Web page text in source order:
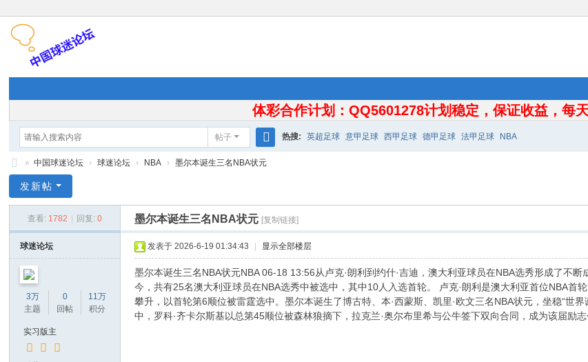
体彩合作计划：QQ5601278计划稳定，保证收益，每
帖子
搜
热搜: 英超足球 意甲足球 西甲足球 德甲足球 法甲足球 NBA
国
迷
论
坛
» 中国球迷论坛 › 球迷论坛 › NBA › 墨尔本诞生三名NBA状元
发新帖
查看: 1782 回复: 0 墨尔本诞生三名NBA状元 [复制链接]
球迷论坛
3万
主题
0
回帖
11万
积分
实习版主
发表于 2026-6-19 01:34:43 显示全部楼层
墨尔本诞生三名NBA状元NBA 06-18 13:56从卢克·朗利到约什·吉迪，澳大利亚球员在NBA选秀形成了不
今，共有25名澳大利亚球员在NBA选秀中被选中，其中10人入选首轮。 卢克·朗利是澳大利亚首位NBA首
攀升，以首轮第6顺位被雷霆选中。墨尔本诞生了博古特、本·西蒙斯、凯里·欧文三名NBA状元，坐稳“世
中，罗科·齐卡尔斯基以总第45顺位被森林狼摘下，拉克兰·奥尔布里希与公牛签下双向合同，成为该届励志